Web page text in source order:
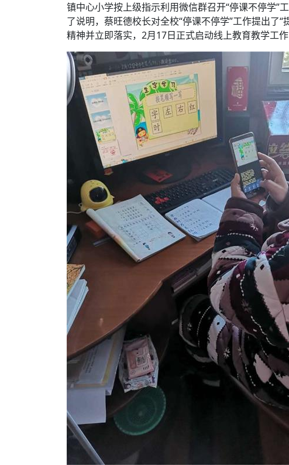
镇中心小学按上级指示利用微信群召开“停课不停学”
了说明，蔡旺德校长对全校“停课不停学”工作提出了
精神并立即落实，2月17日正式启动线上教育教学工